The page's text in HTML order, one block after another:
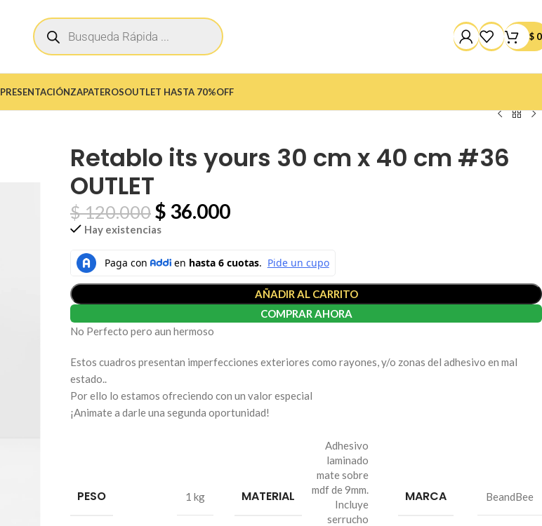
$ 0
PRESENTACIÓNZAPATEROSOUTLET HASTA 70%OFF
Retablo its yours 30 cm x 40 cm #36
OUTLET
$120.000 $ 36.000
Hay existencias
AÑADIR AL CARRITO
COMPRAR AHORA
No Perfecto pero aun hermoso
Estos cuadros presentan imperfecciones exteriores como rayones, y/o zonas del adhesivo en mal
estado..
Por ello lo estamos ofreciendo con un valor especial
¡Animate a darle una segunda oportunidad!
PESO 1 kg MATERIAL
Adhesivo
laminado
mate sobre
mdf de 9mm.
Incluye
serrucho
MARCA BeandBee